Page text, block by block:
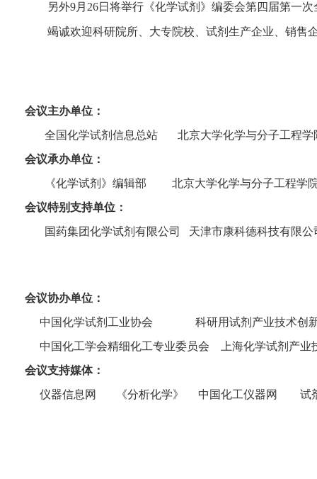
另外9月 26日将举行《化学试剂》编委会第四届第一次
竭诚欢迎科研院所、大专院校、试剂生产企业、销售
会议主办单位：
全国化学试剂信息总站 北京大学化学与分子工程学
会议承办单位：
《化学试剂》编辑部 北京大学化学与分子工程学
会议特别支持单位：
国药集团化学试剂有限公司 天津市康科德科技有限公
会议协办单位 ：
中国化学试剂工业协会 科研用试剂产业技术创新
中国化工学会精细化工专业委员会 上海化学试剂产业
会议支持媒体：
仪器信息网 《分析化学》 中国化工仪器网 试